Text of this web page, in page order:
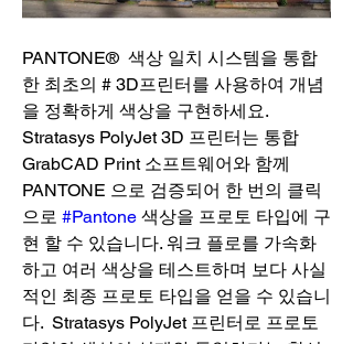
PANTONE®  색상 일치 시스템을 통합
한 최초의 # 3D프린터를 사용하여 개념
을 정확하게 색상을 구현하세요.
Stratasys PolyJet 3D 프린터는 통합
GrabCAD Print 소프트웨어와 함께
PANTONE 으로 검증되어 한 번의 클릭
으로 #Pantone 색상을 프로토 타입에 구
현 할 수 있습니다. 워크 플로를 가속화
하고 여러 색상을 테스트하며 보다 사실
적인 최종 프로토 타입을 얻을 수 있습니
다.  Stratasys PolyJet 프린터로 프로토